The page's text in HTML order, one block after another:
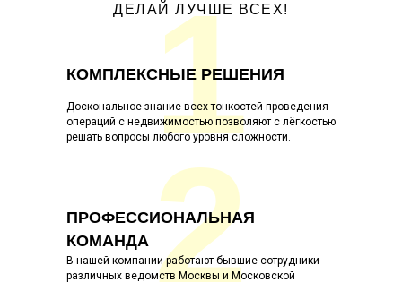
2
1
Доскональное знание всех тонкостей проведения
операций с недвижимостью позволяют с лёгкостью
решать вопросы любого уровня сложности.
В нашей компании работают бывшие сотрудники
различных ведомств Москвы и Московской
КОМПЛЕКСНЫЕ РЕШЕНИЯ
ПРОФЕССИОНАЛЬНАЯ
КОМАНДА
ДЕЛАЙ ЛУЧШЕ ВСЕХ!